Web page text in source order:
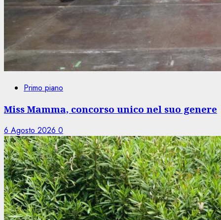
Primo piano
Miss Mamma, concorso unico nel suo genere
6 Agosto 2026 0